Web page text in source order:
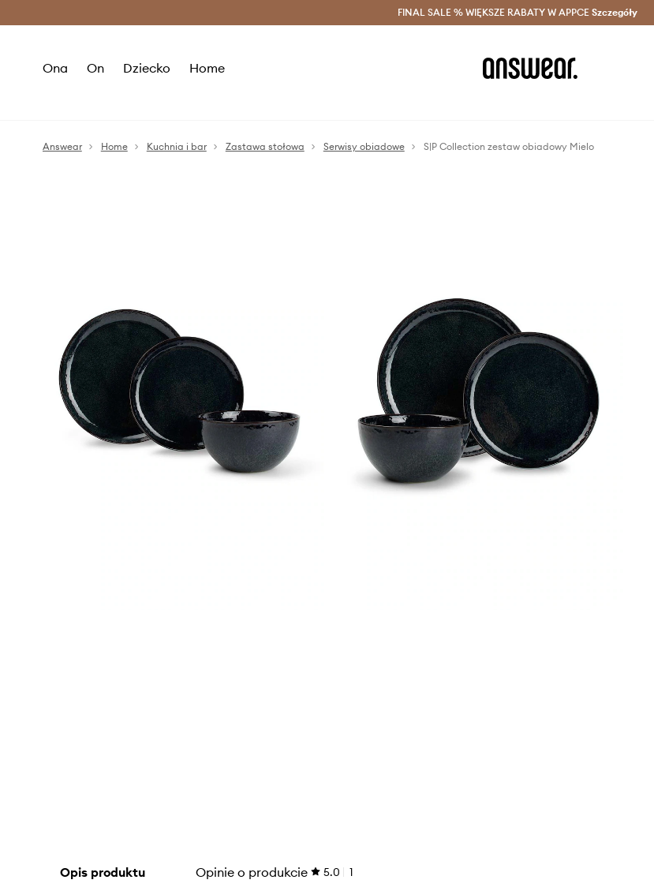
Oszczędzaj z Answear Club > Dostawa nawet w 24h >
FINAL SALE % WIĘKSZE RABATY W APPCE Szczegóły
Ona On Dziecko Home
Answear Home Kuchnia i bar Zastawa stołowa Serwisy obiadowe S|P Collection zestaw obiadowy Mielo
Opis produktu Opinie o produkcie 5.0 1